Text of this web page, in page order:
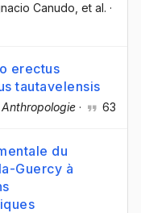
Canudo , et al. ·
erectus
tautavelensis
· 63
du
Guercy à